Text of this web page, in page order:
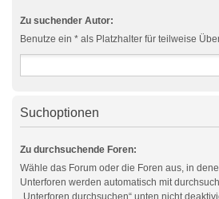
Zu suchender Autor:
Benutze ein * als Platzhalter für teilweise
Suchoptionen
Zu durchsuchende Foren:
Wähle das Forum oder die Foren aus, in
Unterforen werden automatisch mit
„Unterforen durchsuchen“ unten nicht